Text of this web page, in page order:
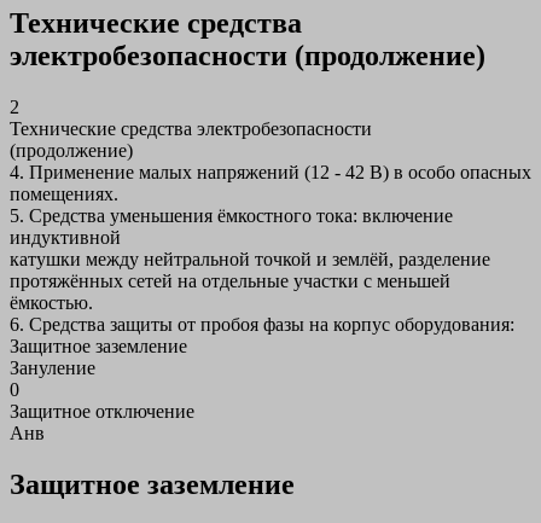
Технические средства
электробезопасности (продолжение)
2
Технические средства электробезопасности
(продолжение)
4. Применение малых напряжений (12 - 42 В) в особо опасных
помещениях.
5. Средства уменьшения ёмкостного тока: включение
индуктивной
катушки между нейтральной точкой и землёй, разделение
протяжённых сетей на отдельные участки с меньшей
ёмкостью.
6. Средства защиты от пробоя фазы на корпус оборудования:
Защитное заземление
Зануление
0
Защитное отключение
Анв
Защитное заземление